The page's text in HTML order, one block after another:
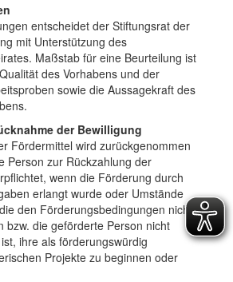
entscheidet der Stiftungsrat der
mit Unterstützung des
Maßstab für eine Beurteilung ist
des Vorhabens und der
sowie die Aussagekraft des
der Bewilligung
Fördermittel wird zurückgenommen
Person zur Rückzahlung der
wenn die Förderung durch
erlangt wurde oder Umstände
den Förderungsbedingungen nicht
bzw. die geförderte Person nicht
ihre als förderungswürdig
Projekte zu beginnen oder